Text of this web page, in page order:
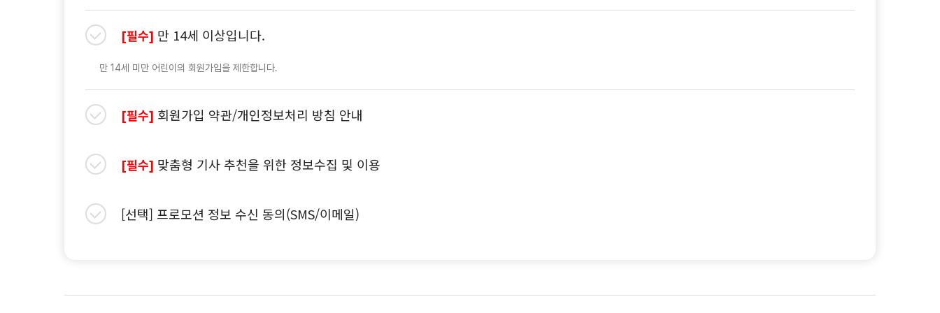
[필수] 만 14세 이상입니다.
만 14세 미만 어린이의 회원가입을 제한합니다.
[필수] 회원가입 약관/개인정보처리 방침 안내
[필수] 맞춤형 기사 추천을 위한 정보수집 및 이용
[선택] 프로모션 정보 수신 동의(SMS/이메일)